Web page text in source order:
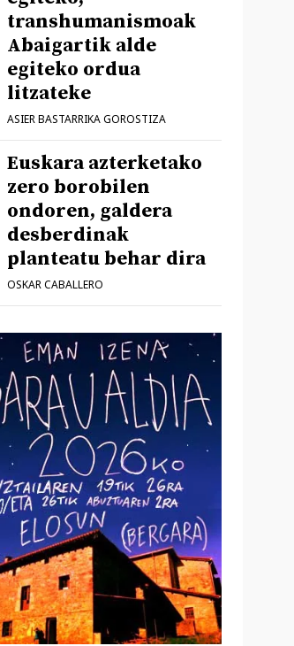
transhumanismoak
Abaigartik alde
egiteko ordua
litzateke
ASIER BASTARRIKA GOROSTIZA
Euskara azterketako
zero borobilen
ondoren, galdera
desberdinak
planteatu behar dira
OSKAR CABALLERO